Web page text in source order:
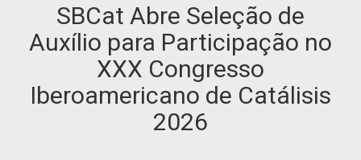
SBCat Abre Seleção de
Auxílio para Participação no
XXX Congresso
Iberoamericano de Catálisis
2026